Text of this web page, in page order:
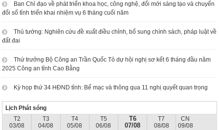
Ban Chỉ đạo về phát triển khoa học, công nghệ, đổi mới sáng tạo và chuyển
đổi số tỉnh triển khai nhiệm vụ 6 tháng cuối năm
Thủ tướng: Nghiên cứu đề xuất điều chỉnh, bổ sung chính sách, pháp luật về
đất đai
Thứ trưởng Bộ Công an Trần Quốc Tỏ dự hội nghị sơ kết 6 tháng đầu năm
2025 Công an tỉnh Cao Bằng
Kỳ họp thứ 34 HĐND tỉnh: Bế mạc và thông qua 11 nghị quyết quan trọng
Lịch Phát sóng
T2
03/08
T3
04/08
T4
05/08
T5
06/08
T6
07/08
T7
08/08
CN
09/08